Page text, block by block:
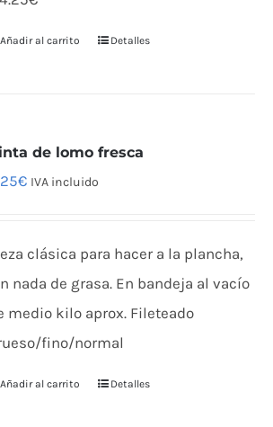
Añadir al carrito Detalles
de lomo fresca
€ IVA incluido
clásica para hacer a la plancha,
nada de grasa. En bandeja al vacío
medio kilo aprox. Fileteado
fino/normal
Añadir al carrito Detalles